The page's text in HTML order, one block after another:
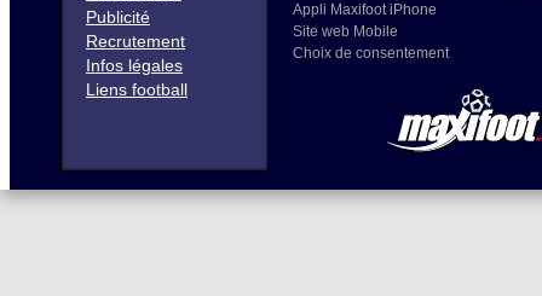
Publicité
Recrutement
Infos légales
Liens football
Appli Maxifoot iPhone
Site web Mobile
Choix de consentement